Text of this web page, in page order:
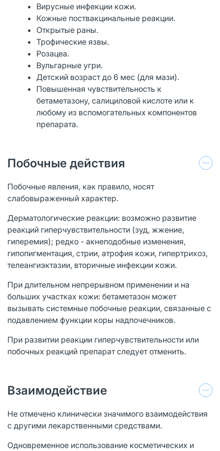
Вирусные инфекции кожи.
Кожные поствакцинальные реакции.
Открытые раны.
Трофические язвы.
Розацеа.
Вульгарные угри.
Детский возраст до 6 мес (для мази).
Повышенная чувствительность к
бетаметазону, салициловой кислоте или к
любому из вспомогательных компонентов
препарата.
Побочные действия
Побочные явления, как правило, носят
слабовыраженный характер.
Дерматологические реакции: возможно развитие
реакций гиперчувствительности (зуд, жжение,
гиперемия); редко - акнеподобные изменения,
гипопигментация, стрии, атрофия кожи, гипертрихоз,
телеангиэктазии, вторичные инфекции кожи.
При длительном непрерывном применении и на
больших участках кожи: бетаметазон может
вызывать системные побочные реакции, связанные с
подавлением функции коры надпочечников.
При развитии реакции гиперчувствительности или
побочных реакций препарат следует отменить.
Взаимодействие
Не отмечено клинически значимого взаимодействия
с другими лекарственными средствами.
Одновременное использование косметических и